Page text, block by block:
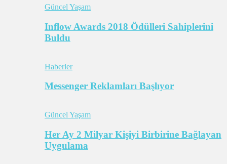
Güncel Yaşam
Inflow Awards 2018 Ödülleri Sahiplerini
Buldu
Haberler
Messenger Reklamları Başlıyor
Güncel Yaşam
Her Ay 2 Milyar Kişiyi Birbirine Bağlayan
Uygulama